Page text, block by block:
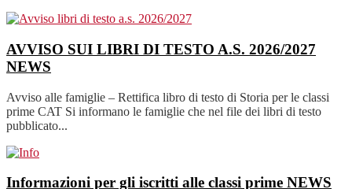
AVVISO SUI LIBRI DI TESTO A.S. 2026/2027
NEWS
Avviso alle famiglie – Rettifica libro di testo di Storia per le classi
prime CAT Si informano le famiglie che nel file dei libri di testo
pubblicato...
Informazioni per gli iscritti alle classi prime NEWS